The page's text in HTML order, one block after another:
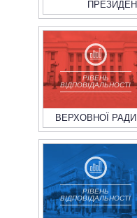
РІВЕНЬ
ВІДПОВІДАЛЬНОСТІ
ВЕРХОВНОЇ РАДИ
РІВЕНЬ
ВІДПОВІДАЛЬНОСТІ